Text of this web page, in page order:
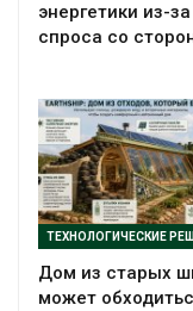
энергетики из-
спроса со
Дом из старых
может